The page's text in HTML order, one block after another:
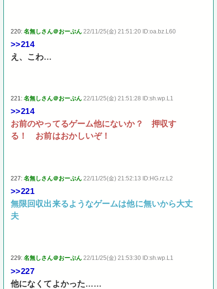
220:名無しさん＠おーぷん 22/11/25(金) 21:51:20 ID:oa.bz.L60
>>214
え、こわ…
221:名無しさん＠おーぷん 22/11/25(金) 21:51:28 ID:sh.wp.L1
>>214
お前のやってるゲーム他にないか？ 押収す
る！ お前はおかしいぞ！
227:名無しさん＠おーぷん 22/11/25(金) 21:52:13 ID:HG.rz.L2
>>221
無限回収出来るようなゲームは他に無いから大丈
夫
229:名無しさん＠おーぷん 22/11/25(金) 21:53:30 ID:sh.wp.L1
>>227
他になくてよかった……